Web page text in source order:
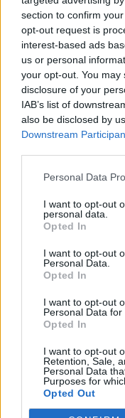
section to confirm
opt-out request is
interest-based ads
us or personal
your opt-out. You
disclosure of your
IAB’s list of
also be disclosed by
Downstream
Personal Data
I want to opt-out
personal data.
Opted In
I want to opt-out
Personal Data.
Opted In
I want to opt-out
Personal Data for
Opted In
I want to opt-out
Retention, Sale,
Personal Data
Purposes for
Opted Out
Per il resto scelte
agire da terzino
Baschirotto per
Torino-Lecce,
salentini